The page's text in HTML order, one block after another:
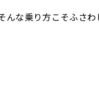
んな乗り方こそふさ